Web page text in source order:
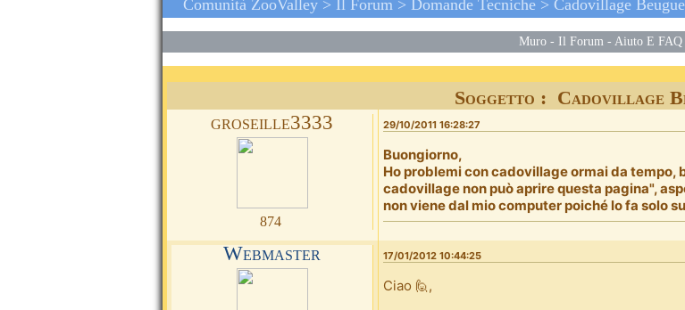
Comunità ZooValley > Il Forum > Domande Tecniche > Cadovillage
Muro- Il Forum - Aiuto E FAQ
Soggetto : Cadovillage
groseille3333
874
29/10/2011 16:28:27
Buongiorno,
Ho problemi con cadovillage ormai da
cadovillage non può aprire questa pagina",
non viene dal mio computer poiché lo fa solo
Webmaster 17/01/2012 10:44:25
Ciao 🙋,